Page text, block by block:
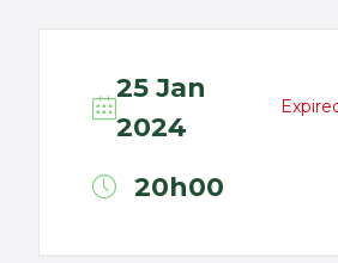
25 Jan
2024
20h00